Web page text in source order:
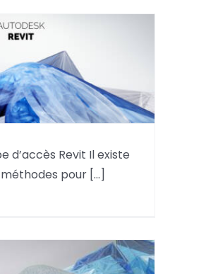
d’accès Revit
d’accès Revit Il existe
pour [...]